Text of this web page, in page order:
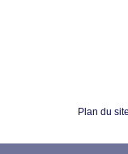
Plan du